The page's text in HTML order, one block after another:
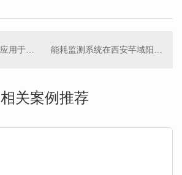
综合变配电监控系统应用于长春恒大帝景 能耗监测系统在西安芊域阳光验收完工
相关案例推荐